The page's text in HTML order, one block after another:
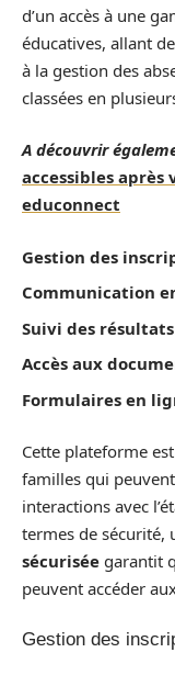
d’un accès à une
éducatives, allant
à la gestion des
classées en
A découvrir
accessibles
educonnect
Gestion des
Communication
Suivi des
Accès aux
Formulaires en
Cette plateforme
familles qui
interactions avec
termes de sécurité,
sécurisée garantit
peuvent accéder
Gestion des